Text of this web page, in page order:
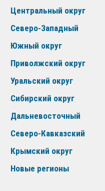
Центральный округ
Северо-Западный
Южный округ
Приволжский округ
Уральский округ
Сибирский округ
Дальневосточный
Северо-Кавказский
Крымский округ
Новые регионы